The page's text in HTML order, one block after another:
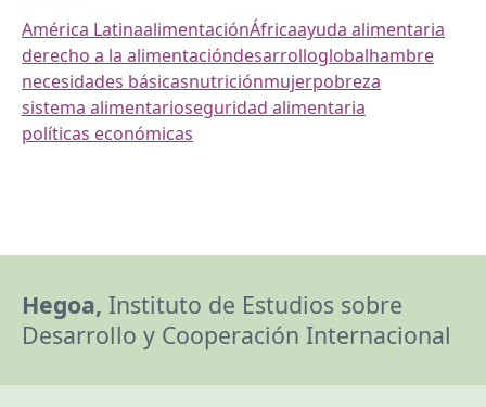
América LatinaalimentaciónÁfricaayuda alimentaria
derecho a la alimentacióndesarrolloglobalhambre
necesidades básicasnutriciónmujerpobreza
sistema alimentarioseguridad alimentaria
políticas económicas
Hegoa, Instituto de Estudios sobre
Desarrollo y Cooperación Internacional